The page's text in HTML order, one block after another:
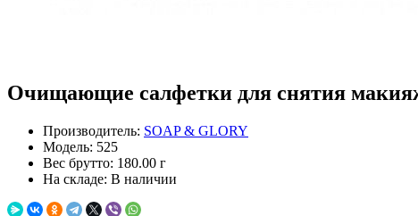
Очищающие салфетки для снятия
Производитель: SOAP & GLORY
Модель: 525
Вес брутто: 180.00 г
На складе: В наличии